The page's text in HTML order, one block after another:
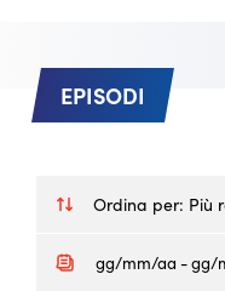
EPISODI
Ordina per: Più